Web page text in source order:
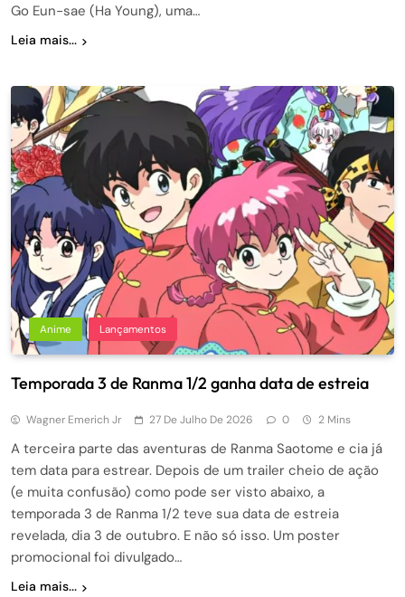
Go Eun-sae (Ha Young), uma…
Leia mais...
Anime Lançamentos
Temporada 3 de Ranma 1/2 ganha data de estreia
Wagner Emerich Jr 27 De Julho De 2026 0 2 Mins
A terceira parte das aventuras de Ranma Saotome e cia já
tem data para estrear. Depois de um trailer cheio de ação
(e muita confusão) como pode ser visto abaixo, a
temporada 3 de Ranma 1/2 teve sua data de estreia
revelada, dia 3 de outubro. E não só isso. Um poster
promocional foi divulgado…
Leia mais...